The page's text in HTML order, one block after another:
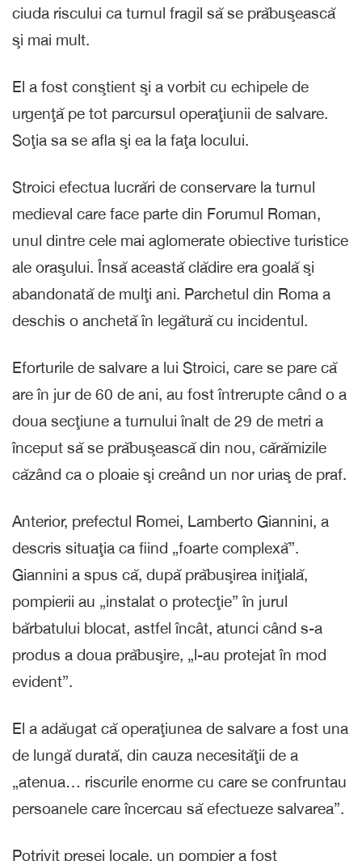
ciuda riscului ca turnul fragil să se prăbuşească
şi mai mult.
El a fost conştient şi a vorbit cu echipele de
urgenţă pe tot parcursul operaţiunii de salvare.
Soţia sa se afla şi ea la faţa locului.
Stroici efectua lucrări de conservare la turnul
medieval care face parte din Forumul Roman,
unul dintre cele mai aglomerate obiective turistice
ale oraşului. Însă această clădire era goală şi
abandonată de mulţi ani. Parchetul din Roma a
deschis o anchetă în legătură cu incidentul.
Eforturile de salvare a lui Stroici, care se pare că
are în jur de 60 de ani, au fost întrerupte când o a
doua secţiune a turnului înalt de 29 de metri a
început să se prăbuşească din nou, cărămizile
căzând ca o ploaie şi creând un nor uriaş de praf.
Anterior, prefectul Romei, Lamberto Giannini, a
descris situaţia ca fiind „foarte complexă”.
Giannini a spus că, după prăbuşirea iniţială,
pompierii au „instalat o protecţie” în jurul
bărbatului blocat, astfel încât, atunci când s-a
produs a doua prăbuşire, „l-au protejat în mod
evident”.
El a adăugat că operaţiunea de salvare a fost una
de lungă durată, din cauza necesităţii de a
„atenua… riscurile enorme cu care se confruntau
persoanele care încercau să efectueze salvarea”.
Potrivit presei locale, un pompier a fost